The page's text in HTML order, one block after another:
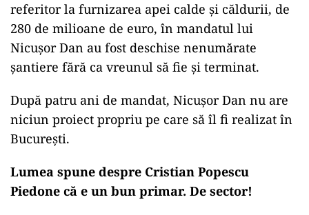
referitor la furnizarea apei calde și căldurii, de
280 de milioane de euro, în mandatul lui
Nicușor Dan au fost deschise nenumărate
șantiere fără ca vreunul să fie și terminat.
După patru ani de mandat, Nicușor Dan nu are
niciun proiect propriu pe care să îl fi realizat în
București.
Lumea spune despre Cristian Popescu
Piedone că e un bun primar. De sector!